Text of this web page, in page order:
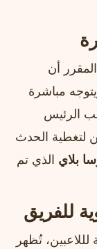
أن
مباشرة
الرئيس
لتغطية الحدث
بلاي الذي تم
للفريق
تُظهر